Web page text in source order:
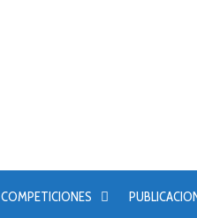
COMPETICIONES